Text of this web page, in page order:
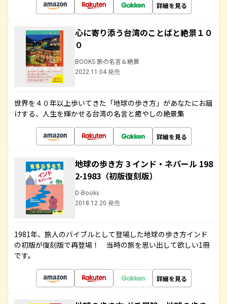
詳細を見る
心に寄り添う台湾のことばと絶景１０
０
BOOKS 旅の名言＆絶景
2022.11.04 発売
世界を４０年以上歩いてきた「地球の歩き方」があなたにお届
けする、人生を輝かせる台湾の名言と癒やしの絶景集
詳細を見る
地球の歩き方 3 インド・ネパール 198
2-1983（初版復刻版）
D-Books
2018.12.20 発売
1981年、旅人のバイブルとして登場した地球の歩き方インド
の初版が復刻版で再登場！ 当時の旅を思い出して欲しい1冊
です。
詳細を見る